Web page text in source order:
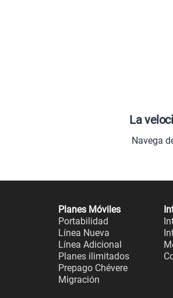
La
Navega
Planes Móviles
Portabilidad
Línea Nueva
Línea Adicional
Planes ilimitados
Prepago Chévere
Migración